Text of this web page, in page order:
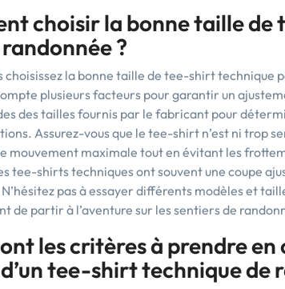
choisir la bonne taille
?
choisissez la bonne taille de tee-shirt technique
plusieurs facteurs pour garantir un
des tailles fournis par le fabricant pour
Assurez-vous que le tee-shirt n’est ni trop
mouvement maximale tout en évitant les
tee-shirts techniques ont souvent une coupe
pas à essayer différents modèles et
de partir à l’aventure sur les sentiers de
les critères à prendre
tee-shirt technique de